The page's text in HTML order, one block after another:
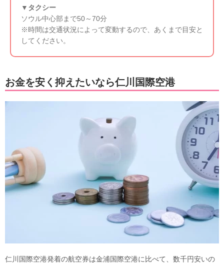
▼タクシー
ソウル中心部まで50～70分
※時間は交通状況によって変動するので、あくまで目安と
してください。
お金を安く抑えたいなら仁川国際空港
仁川国際空港発着の航空券は金浦国際空港に比べて、数千円安いの